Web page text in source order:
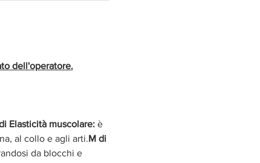
dell'operatore.
Elasticità muscolare: è
al collo e agli arti.M di
da blocchi e